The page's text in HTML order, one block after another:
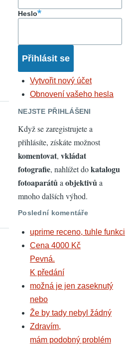
Heslo
Vytvořit nový účet
Obnovení vašeho hesla
NEJSTE PŘIHLÁŠENI
Když se zaregistrujete a
přihlásíte, získáte možnost
komentovat, vkládat
fotografie, nahlížet dokatalogu
fotoaparátůa objektivůa
mnoho dalších výhod.
Poslední komentáře
uprime receno, tuhle funkci
Cena 4000 Kč
Pevná.
K předání
možná je jen zaseknutý
nebo
Že by tady nebyl žádný
Zdravím,
mám podobný problém